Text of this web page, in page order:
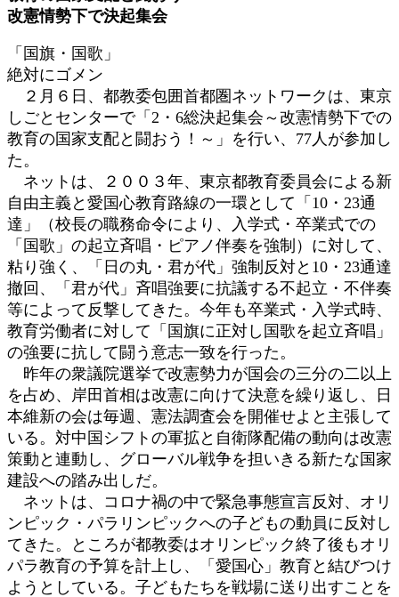
日
改憲情勢下で決起集会
「国旗・国歌」
絶対にゴメン
２月６日、都教委包囲首都圏ネットワークは、東京
しごとセンターで「2・6総決起集会～改憲情勢下での
教育の国家支配と闘おう！～」を行い、77人が参加し
た。
ネットは、２００３年、東京都教育委員会による新
自由主義と愛国心教育路線の一環として「10・23通
達」（校長の職務命令により、入学式・卒業式での
「国歌」の起立斉唱・ピアノ伴奏を強制）に対して、
粘り強く、「日の丸・君が代」強制反対と10・23通達
撤回、「君が代」斉唱強要に抗議する不起立・不伴奏
等によって反撃してきた。今年も卒業式・入学式時、
教育労働者に対して「国旗に正対し国歌を起立斉唱」
の強要に抗して闘う意志一致を行った。
昨年の衆議院選挙で改憲勢力が国会の三分の二以上
を占め、岸田首相は改憲に向けて決意を繰り返し、日
本維新の会は毎週、憲法調査会を開催せよと主張して
いる。対中国シフトの軍拡と自衛隊配備の動向は改憲
策動と連動し、グローバル戦争を担いきる新たな国家
建設への踏み出しだ。
ネットは、コロナ禍の中で緊急事態宣言反対、オリ
ンピック・パラリンピックへの子どもの動員に反対し
てきた。ところが都教委はオリンピック終了後もオリ
パラ教育の予算を計上し、「愛国心」教育と結びつけ
ようとしている。子どもたちを戦場に送り出すことを